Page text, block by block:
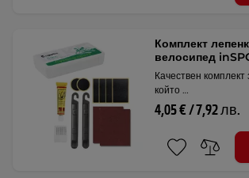
Комплект
велосипед
Качествен
който …
4,05 € / 7,92 лв.